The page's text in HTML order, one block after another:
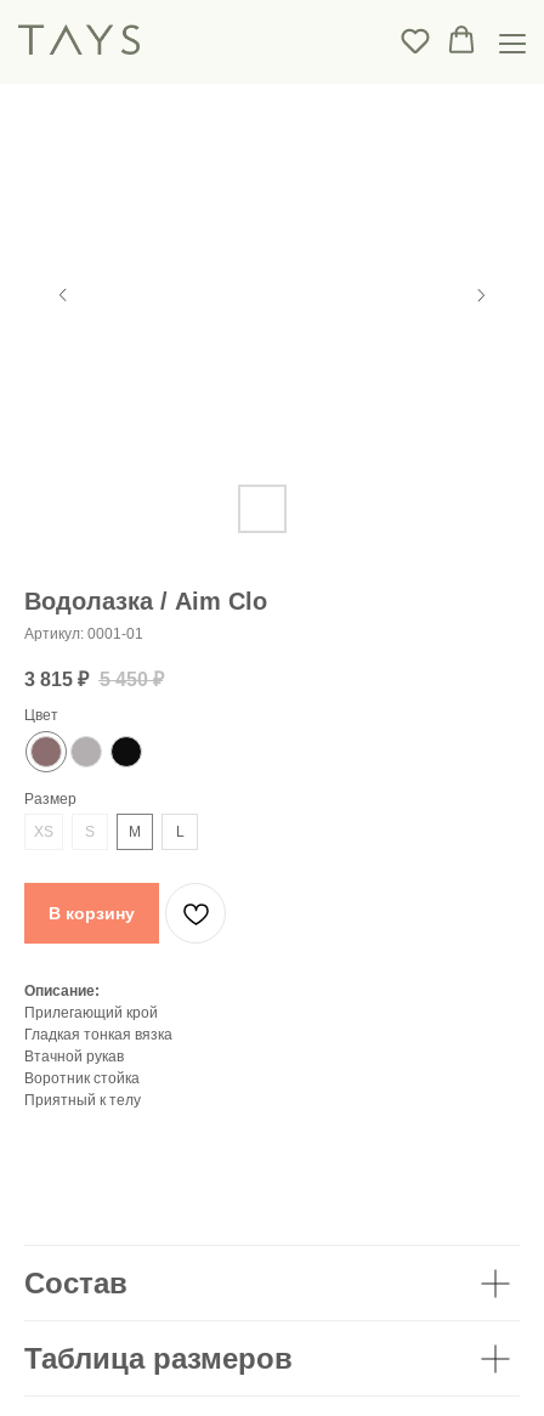
Водолазка / Aim Clo
Артикул: 0001-01
3 815 ₽ 5 450 ₽
Цвет
Размер
XS
S M L
В корзину
Описание:
Прилегающий крой
Гладкая тонкая вязка
Втачной рукав
Воротник стойка
Приятный к телу
Состав
Таблица размеров